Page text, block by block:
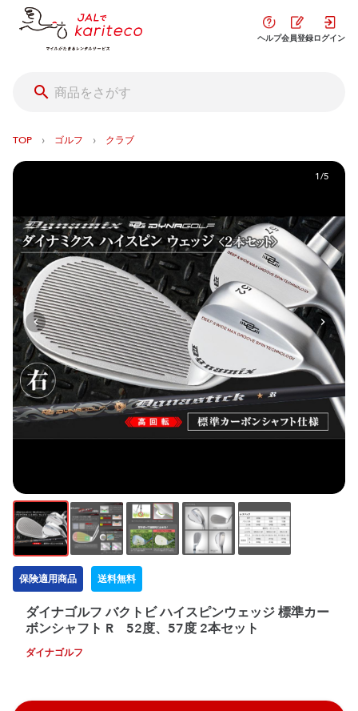
ヘルプ会員登録ログイン
TOP › ゴルフ › クラブ
1/5
保険適用商品 送料無料
ダイナゴルフ バクトビ ハイスピンウェッジ 標準カー
ボンシャフト R 52度、57度 2本セット
ダイナゴルフ